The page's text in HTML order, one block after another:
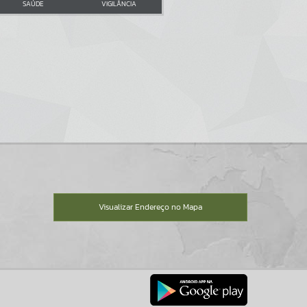
SAÚDE VIGILÂNCIA
Visualizar Endereço no Mapa